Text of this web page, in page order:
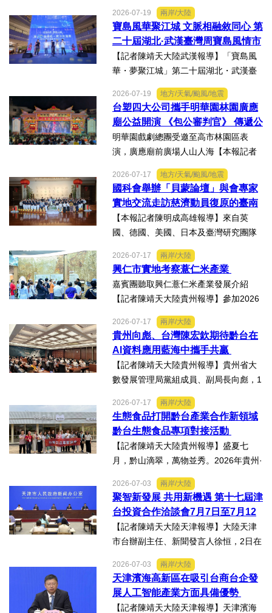
表示，能夠獲得黨內同志的肯定與支
持，深感榮幸，也肩負更重大的責任，
未來將秉持初心，做好黨與地...
2026-07-19 兩岸/大陸
寶島風華聚江城 文脈相融敘同心 第
二十屆湖北·武漢臺灣周寶島風情市
集暨文化交流之夜在漢溫情上演
【記者陳靖天大陸武漢報導】「寶島風
華・夢聚江城」第二十屆湖北・武漢臺
16日晚上在武漢武商夢時代一樓中庭溫
情上演，歌聲文脈聯結兩地，這場融美
食、文創、歌舞、匠人分享...
2026-07-19 地方/天氣/颱風/地震
台塑四大公司攜手明華園林園廣應
廟公益開演 《包公審判官》 傳遞公
義與自省精神
明華園戲劇總團受邀至高市林園區表
演，廣應廟前廣場人山人海【本報記者
台塑石化等四大公司邀請由當家小生孫
翠鳳領軍的明華園戲劇總團，周末晚在
高雄市林園區廣應廟公益演...
2026-07-17 地方/天氣/颱風/地震
國科會舉辦「貝蒙論壇」與會專家
實地交流走訪慈濟動員復原的臺南
楠西地震及丹娜絲風災區
【本報記者陳明成高雄報導】來自英
國、德國、美國、日本及臺灣研究團隊
科會舉辦的「貝蒙論壇」，實地交流活
動走訪臺南楠西地震及丹娜絲風災區，
慈濟動員資金與萬人次的復原...
2026-07-17 兩岸/大陸
興仁市實地考察薏仁米產業
嘉賓團聽取興仁薏仁米產業發展介紹
【記者陳靖天大陸貴州報導】參加2026
色產業助力鄉村振興對接會的臺灣嘉賓
組團，7月15日，到興仁市實地考察，深
入調研興仁薏仁米...
2026-07-17 兩岸/大陸
貴州向彪、台灣陳宏欽期待黔台在
AI資料應用藍海中攜手共贏
【記者陳靖天大陸貴州報導】貴州省大
數發展管理局黨組成員、副局長向彪，1
作懇談會黔台大數據與人工智能產業對
接會上表示，召開黔台大數據與人工智
能產業對接會，旨在搭建兩...
2026-07-17 兩岸/大陸
生態食品打開黔台產業合作新領域
黔台生態食品專項對接活動
【記者陳靖天大陸貴州報導】盛夏七
月，黔山滴翠，萬物並秀。2026年貴州·
品專項對接活動」於7月13日至16日舉
行。近30名台商代表跨海而來，踏訪貴
州生態食品產業一線，...
2026-07-03 兩岸/大陸
聚智新發展 共用新機遇 第十七屆津
台投資合作洽談會7月7日至7月12
日在天津舉辦
【記者陳靖天大陸天津報導】大陸天津
市台辦副主任、新聞發言人徐恒，2日在
會上表示，津台投資合作洽談會，從200
8年至今已成功舉辦16屆，津台會已成為
兩岸重要的經貿交流合...
2026-07-03 兩岸/大陸
天津濱海高新區在吸引台商台企發
展人工智能產業方面具備優勢
【記者陳靖天大陸天津報導】天津濱海